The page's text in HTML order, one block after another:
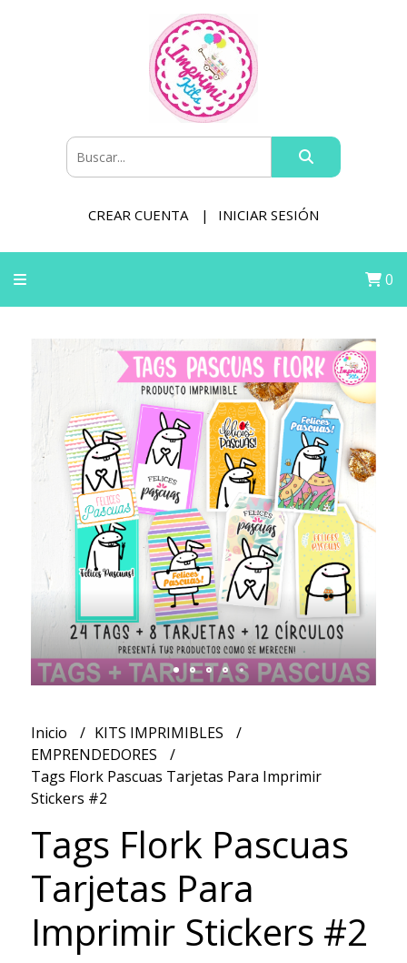
CREAR CUENTA INICIAR SESIÓN
0
Inicio
KITS IMPRIMIBLES
EMPRENDEDORES
Tags Flork Pascuas Tarjetas Para Imprimir
Stickers #2
Tags Flork Pascuas
Tarjetas Para
Imprimir Stickers #2